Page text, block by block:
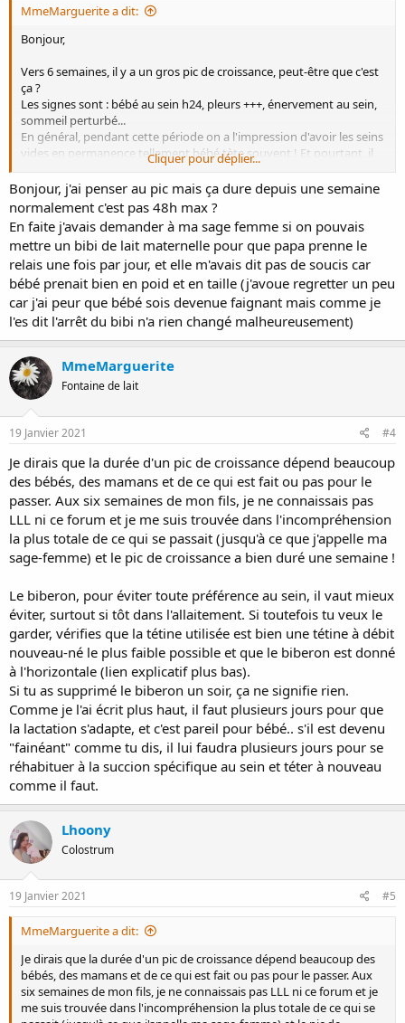
MmeMarguerite a dit:
Bonjour,
Vers 6 semaines, il y a un gros pic de croissance, peut-être que c'est
ça ?
Les signes sont : bébé au sein h24, pleurs +++, énervement au sein,
sommeil perturbé...
En général, pendant cette période on a l'impression d'avoir les seins
vides en permanence tellement bébé tète souvent ! Et pourtant, il
ne faut pas se décourager, il est en train de booster la lactation en
envoyant le message à ton corps qu'il faut produire plus parce que
la demande explose ! La lactation peut mettre plusieurs jours à
s'adapter. Courage !!
Tu dis que tu donnes un biberon le soir, pourquoi ? Est-ce un conseil
d'un pédiatre ? Est-ce ton lait tiré ou du lait en poudre ?
Cliquer pour déplier...
Bonjour, j'ai penser au pic mais ça dure depuis une semaine
normalement c'est pas 48h max ?
En faite j'avais demander à ma sage femme si on pouvais
mettre un bibi de lait maternelle pour que papa prenne le
relais une fois par jour, et elle m'avais dit pas de soucis car
bébé prenait bien en poid et en taille (j'avoue regretter un peu
car j'ai peur que bébé sois devenue faignant mais comme je
l'es dit l'arrêt du bibi n'a rien changé malheureusement)
MmeMarguerite
Fontaine de lait
19 Janvier 2021 #4
Je dirais que la durée d'un pic de croissance dépend beaucoup
des bébés, des mamans et de ce qui est fait ou pas pour le
passer. Aux six semaines de mon fils, je ne connaissais pas
LLL ni ce forum et je me suis trouvée dans l'incompréhension
la plus totale de ce qui se passait (jusqu'à ce que j'appelle ma
sage-femme) et le pic de croissance a bien duré une semaine !
Le biberon, pour éviter toute préférence au sein, il vaut mieux
éviter, surtout si tôt dans l'allaitement. Si toutefois tu veux le
garder, vérifies que la tétine utilisée est bien une tétine à débit
nouveau-né le plus faible possible et que le biberon est donné
à l'horizontale (lien explicatif plus bas).
Si tu as supprimé le biberon un soir, ça ne signifie rien.
Comme je l'ai écrit plus haut, il faut plusieurs jours pour que
la lactation s'adapte, et c'est pareil pour bébé.. s'il est devenu
"fainéant" comme tu dis, il lui faudra plusieurs jours pour se
réhabituer à la succion spécifique au sein et téter à nouveau
comme il faut.
Lhoony
Colostrum
19 Janvier 2021 #5
MmeMarguerite a dit:
Je dirais que la durée d'un pic de croissance dépend beaucoup des
bébés, des mamans et de ce qui est fait ou pas pour le passer. Aux
six semaines de mon fils, je ne connaissais pas LLL ni ce forum et je
me suis trouvée dans l'incompréhension la plus totale de ce qui se